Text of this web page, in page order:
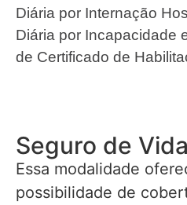
Diária por Internação
Diária por Incapacidade
de Certificado de
Seguro de
Essa modalidade
possibilidade de